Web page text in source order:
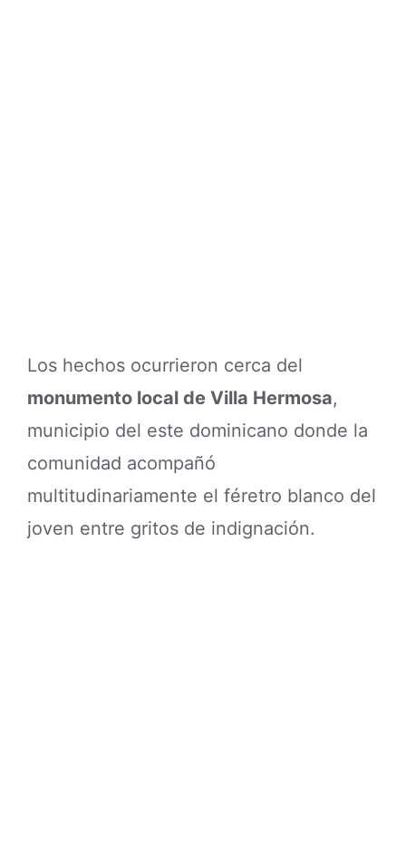
Los hechos ocurrieron cerca del
monumento local de Villa Hermosa,
municipio del este dominicano donde la
comunidad acompañó
multitudinariamente el féretro blanco del
joven entre gritos de indignación.